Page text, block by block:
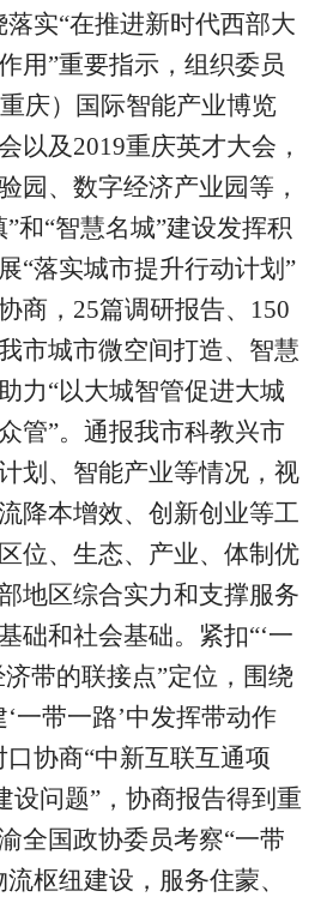
实“在推进新时代西部大
用”重要指示，组织委员
庆）国际智能产业博览
以及2019重庆英才大会，
园、数字经济产业园等，
和“智慧名城”建设发挥积
“落实城市提升行动计划”
商，25篇调研报告、150
市城市微空间打造、智慧
力“以大城智管促进大城
管”。通报我市科教兴市
划、智能产业等情况，视
降本增效、创新创业等工
位、生态、产业、体制优
地区综合实力和支撑服务
础和社会基础。紧扣“‘一
带的联接点”定位，围绕
一带一路’中发挥带动作
口协商“中新互联互通项
设问题”，协商报告得到重
全国政协委员考察“一带
枢纽建设，服务住蒙、